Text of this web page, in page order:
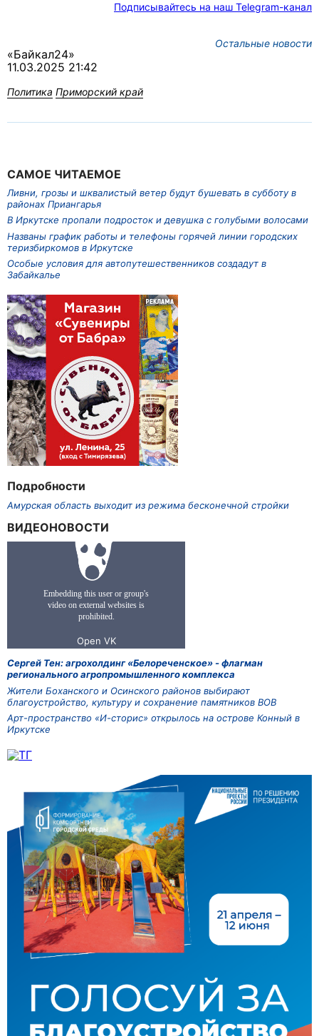
Подписывайтесь на наш Telegram-канал
Остальные новости
«Байкал24»
11.03.2025 21:42
Политика Приморский край
САМОЕ ЧИТАЕМОЕ
Ливни, грозы и шквалистый ветер будут бушевать в субботу в
районах Приангарья
В Иркутске пропали подросток и девушка с голубыми волосами
Названы график работы и телефоны горячей линии городских
теризбиркомов в Иркутске
Особые условия для автопутешественников создадут в
Забайкалье
Подробности
Амурская область выходит из режима бесконечной стройки
ВИДЕОНОВОСТИ
Сергей Тен: агрохолдинг «Белореченское» - флагман
регионального агропромышленного комплекса
Жители Боханского и Осинского районов выбирают
благоустройство, культуру и сохранение памятников ВОВ
Арт-пространство «И-сторис» открылось на острове Конный в
Иркутске